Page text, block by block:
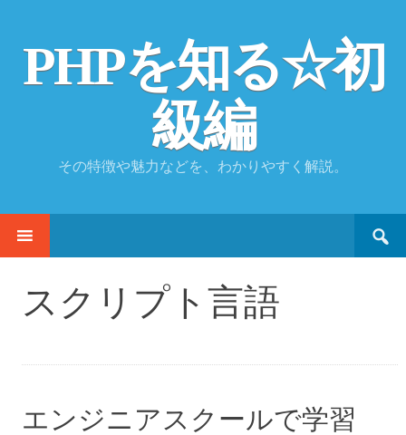
PHPを知る☆初
級編
その特徴や魅力などを、わかりやすく解説。
SKIP
スクリプト言語
エンジニアスクールで学習